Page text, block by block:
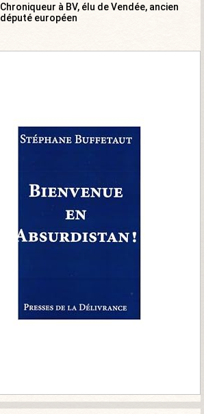
Chroniqueur à BV, élu de Vendée, ancien
député européen